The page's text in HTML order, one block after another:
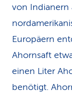
von Indianern
Europäern
Ahornsaft
einen Liter
benötigt.